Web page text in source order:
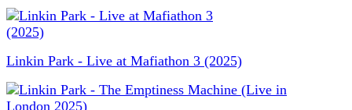
Linkin Park - Live at Mafiathon 3 (2025)